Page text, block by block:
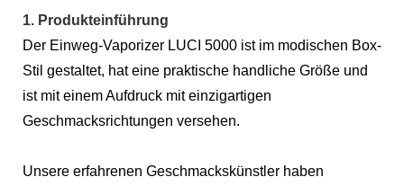
1. Produkteinführung
Der Einweg-Vaporizer LUCI 5000 ist im modischen Box-
Stil gestaltet, hat eine praktische handliche Größe und
ist mit einem Aufdruck mit einzigartigen
Geschmacksrichtungen versehen.
Unsere erfahrenen Geschmackskünstler haben